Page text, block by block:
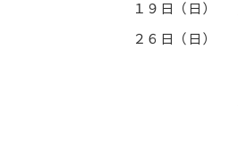
１９日（日）
２６日（日）